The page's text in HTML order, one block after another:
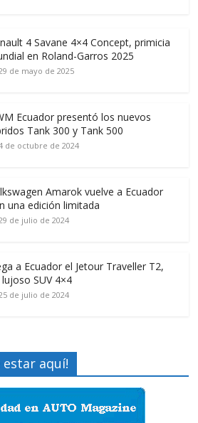
4 Savane 4×4 Concept, primicia
en Roland-Garros 2025
de mayo de 2025
Ecuador presentó los nuevos
Tank 300 y Tank 500
de octubre de 2024
Amarok vuelve a Ecuador
una edición limitada
de julio de 2024
a Ecuador el Jetour Traveller T2,
SUV 4×4
de julio de 2024
estar aquí!